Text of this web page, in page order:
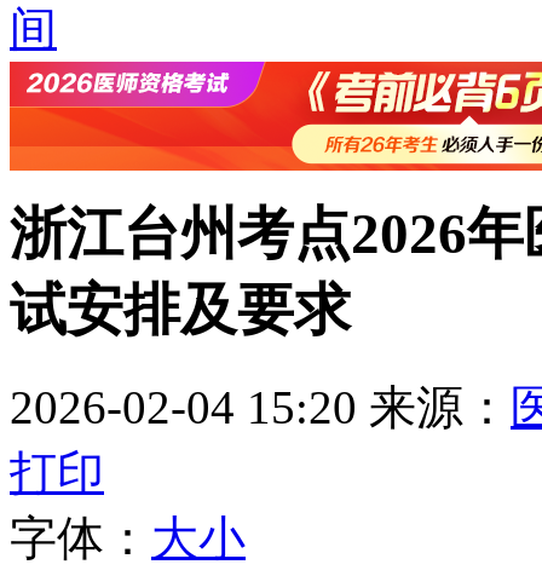
间
浙江台州考点2026
试安排及要求
2026-02-04 15:20 来源：
打印
字体： 大小